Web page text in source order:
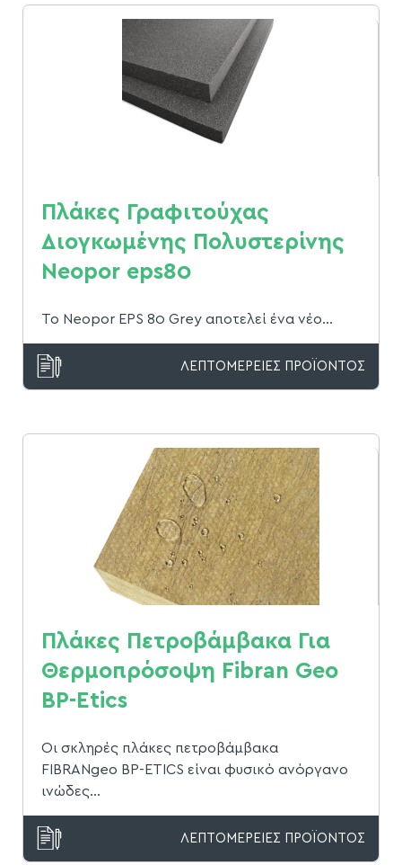
Πλάκες Γραφιτούχας
∆ιογκωµένης Πολυστερίνης
Neopor eps80
To Neopor EPS 80 Grey αποτελεί ένα νέο...
ΛΕΠΤΟΜΕΡΕΙΕΣ ΠΡΟΪΟΝΤΟΣ
Πλάκες Πετροβάμβακα Για
Θερμοπρόσοψη Fibran Geo
ΒP-Etics
Οι σκληρές πλάκες πετροβάμβακα
FIBRANgeo ΒP-ETICS είναι φυσικό ανόργανο
ινώδες...
ΛΕΠΤΟΜΕΡΕΙΕΣ ΠΡΟΪΟΝΤΟΣ